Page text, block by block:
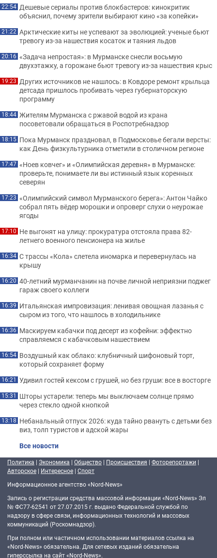
22:54 Дешевые сериалы против блокбастеров: кинокритик
объяснил, почему зрители выбирают кино «за копейки»
21:22 Арктические киты не успевают за эволюцией: ученые бьют
тревогу из-за нашествия косаток и таяния льдов
20:16 «Задача непростая»: в Мурманске снесли восьмую
двухэтажку, а горожане бьют тревогу из-за нашествия крыс
19:23 Других источников не нашлось: в Ковдоре ремонт крыльца
детсада пришлось пробивать через губернаторскую
программу
18:44 Жителям Мурманска с ржавой водой из крана
посоветовали обращаться в Роспотребнадзор
18:15 Пока Мурманск праздновал, в Подмосковье бегали версты:
как День физкультурника отметили в столичном регионе
17:47 «Ноев ковчег» и «Олимпийская деревня» в Мурманске:
проверьте, понимаете ли вы истинный язык коренных
северян
17:23 «Олимпийский символ Мурманского берега»: Антон Чайко
собрал пять вёдер морошки и опроверг слухи о неурожае
ягоды
17:10 Не выгонят на улицу: прокуратура отстояла права 82-
летнего военного пенсионера на жилье
16:34 С трассы «Кола» слетела иномарка и перевернулась на
крышу
16:20 40-летний мурманчанин на почве личной неприязни поджег
гараж своего коллеги
16:39 Итальянская импровизация: ленивая овощная лазанья с
сыром из того, что нашлось в холодильнике
16:36 Маскируем кабачки под десерт из кофейни: эффектно
справляемся с кабачковым нашествием
16:54 Воздушный как облако: клубничный шифоновый торт,
который сохраняет форму
16:21 Удивил гостей кексом с грушей, но без груши: все в восторге
15:31 Шторы устарели: теперь мы выключаем солнце прямо
через стекло одной кнопкой
13:18 Небанальный отпуск 2026: куда тайно рвануть с детьми без
виз, толп туристов и адской жары
Все новости
Политика | Экономика | Общество | Происшествия | Фоторепортажи |
Авторское | Интересное | Спорт
Информационное агентство «Nord-News»
Запись о регистрации средства массовой информации «Nord-News» Эл
№ ФС77-62541 от 27.07.2015 г. выдано Федеральной службой по
надзору в сфере связи, информационных технологий и массовых
коммуникаций (Роскомнадзор).
При полном или частичном использовании материалов ссылка на
«Nord-News» обязательна. Для сетевых изданий обязательна
гиперссылка на сайт «Nord-News».